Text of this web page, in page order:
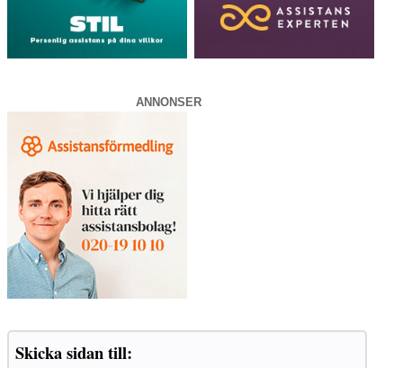
ANNONSER
Skicka sidan till: